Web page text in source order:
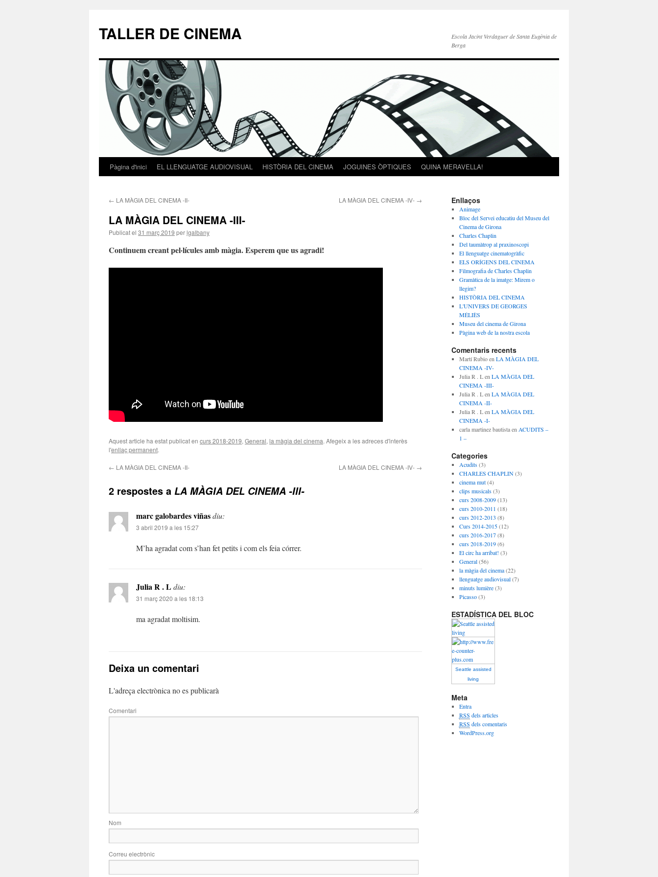
TALLER DE CINEMA
Escola Jacint Verdaguer de Santa Eugènia de
Berga
Vés
contingut
Pàgina d'inici EL LLENGUATGE AUDIOVISUAL HISTÒRIA DEL CINEMA JOGUINES ÒPTIQUES QUINA MERAVELLA!
← LA MÀGIA DEL CINEMA -II- LA MÀGIA DEL CINEMA -IV- →
LA MÀGIA DEL CINEMA -III-
Publicat el 31 març 2019 perlgalbany
Continuem creant pel·lícules amb màgia. Esperem que us agradi!
Aquest article ha estat publicat en curs 2018-2019, General, la màgia del cinema. Afegeix a les adreces d'interès
l'enllaç permanent.
← LA MÀGIA DEL CINEMA -II- LA MÀGIA DEL CINEMA -IV- →
2 respostes a LA MÀGIA DEL CINEMA -III-
marc galobardes viñasdiu:
3 abril 2019 a les 15:27
M’ha agradat com s’han fet petits i com els feia córrer.
Julia R . Ldiu:
31 març 2020 a les 18:13
ma agradat moltisim.
Deixa un comentari
L'adreça electrònica no es publicarà
Comentari
Nom
Correu electrònic
Enllaços
Animage
Bloc del Servei educatiu del Museu del
Cinema de Girona
Charles Chaplin
Del taumàtrop al praxinoscopi
El llenguatge cinematogràfic
ELS ORÍGENS DEL CINEMA
Filmografia de Charles Chaplin
Gramàtica de la imatge: Mirem o
llegim?
HISTÒRIA DEL CINEMA
L'UNIVERS DE GEORGES
MÉLIÈS
Museu del cinema de Girona
Pàgina web de la nostra escola
Comentaris recents
Martí Rubioen LA MÀGIA DEL
CINEMA -IV-
Julia R . Len LA MÀGIA DEL
CINEMA -III-
Julia R . Len LA MÀGIA DEL
CINEMA -II-
Julia R . Len LA MÀGIA DEL
CINEMA -I-
carla martinez bautistaen ACUDITS –
1 –
Categories
Acudits(3)
CHARLES CHAPLIN(3)
cinema mut(4)
clips musicals(3)
curs 2008-2009(13)
curs 2010-2011 (18)
curs 2012-2013 (8)
Curs 2014-2015(12)
curs 2016-2017(8)
curs 2018-2019(6)
El circ ha arribat! (3)
General(56)
la màgia del cinema(22)
llenguatge audiovisual(7)
minuts lumière(3)
Picasso(3)
ESTADÍSTICA DEL BLOC
Seattle assisted
living
Meta
Entra
RSS dels articles
RSS dels comentaris
WordPress.org